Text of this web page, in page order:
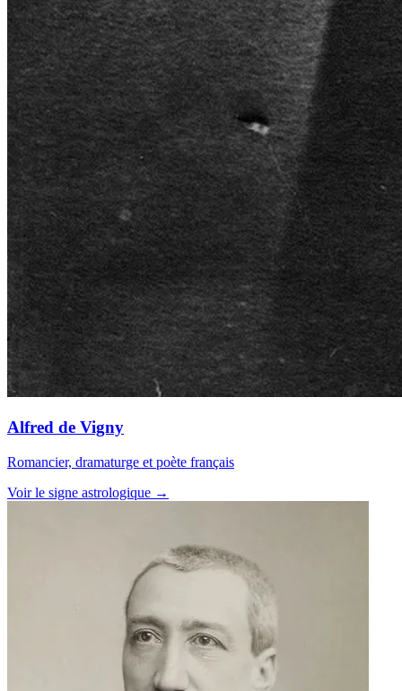
Alfred de Vigny
Romancier, dramaturge et poète français
Voir le signe astrologique →